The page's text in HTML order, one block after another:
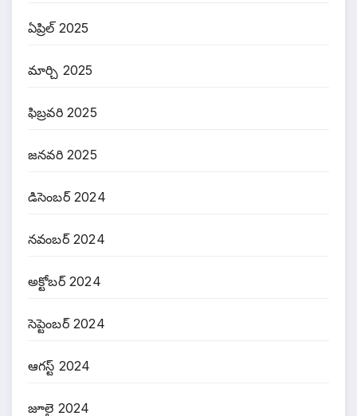
ఏప్రిల్ 2025
మార్చి 2025
ఫిబ్రవరి 2025
జనవరి 2025
డిసెంబర్ 2024
నవంబర్ 2024
అక్టోబర్ 2024
సెప్టెంబర్ 2024
ఆగస్ట్ 2024
జూలై 2024